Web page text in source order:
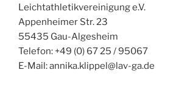
Leichtathletikvereinigung e.V.
Appenheimer Str. 23
55435 Gau-Algesheim
Telefon: +49 (0) 67 25 / 95067
E-Mail: annika.klippel@lav-ga.de